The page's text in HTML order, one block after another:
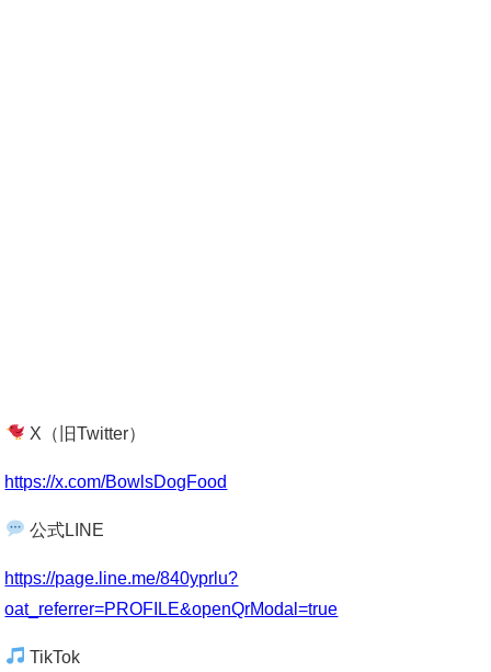
X（旧Twitter）
https://x.com/BowlsDogFood
公式LINE
https://page.line.me/840yprlu?
oat_referrer=PROFILE&openQrModal=true
TikTok